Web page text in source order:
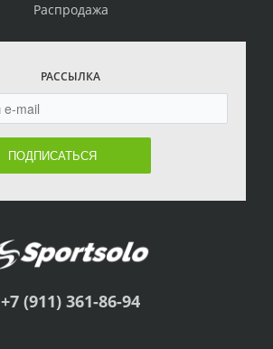
Распродажа
РАССЫЛКА
ПОДПИСАТЬСЯ
+7 (911) 361-86-94